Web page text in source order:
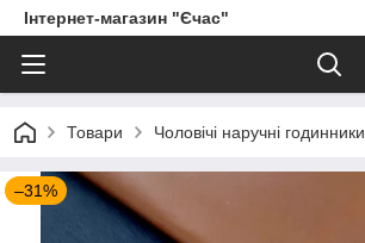
Інтернет-магазин "Єчас"
Товари Чоловічі наручні годинники
–31%